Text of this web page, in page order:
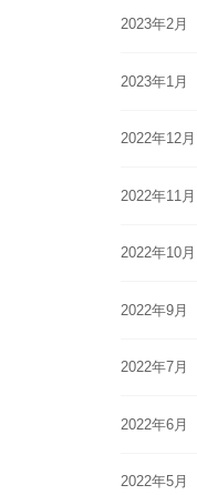
2023年2月
2023年1月
2022年12月
2022年11月
2022年10月
2022年9月
2022年7月
2022年6月
2022年5月